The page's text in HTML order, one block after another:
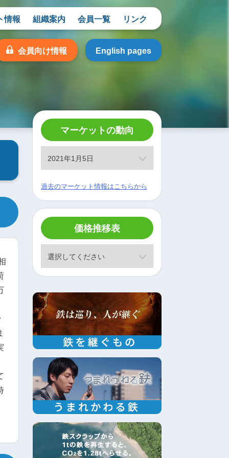
情報 組織案内 会員一覧 リンク
会員向け情報 English pages
マーケットの動向
過去のマーケット情報はこちらから
価格推移表